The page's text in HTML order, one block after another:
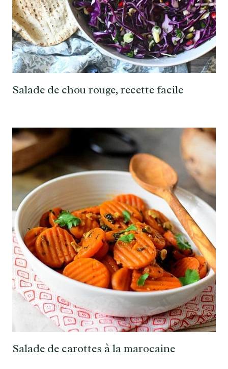
Salade de chou rouge, recette facile
Salade de carottes à la marocaine